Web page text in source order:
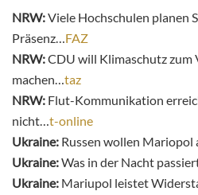
NRW:Viele Hochschulen planen
Präsenz…FAZ
NRW:CDU will Klimaschutz zum
machen…taz
NRW: Flut-Kommunikation
nicht…t-online
Ukraine: Russen wollen Mariopol
Ukraine:Was in der Nacht
Ukraine: Mariupol leistet